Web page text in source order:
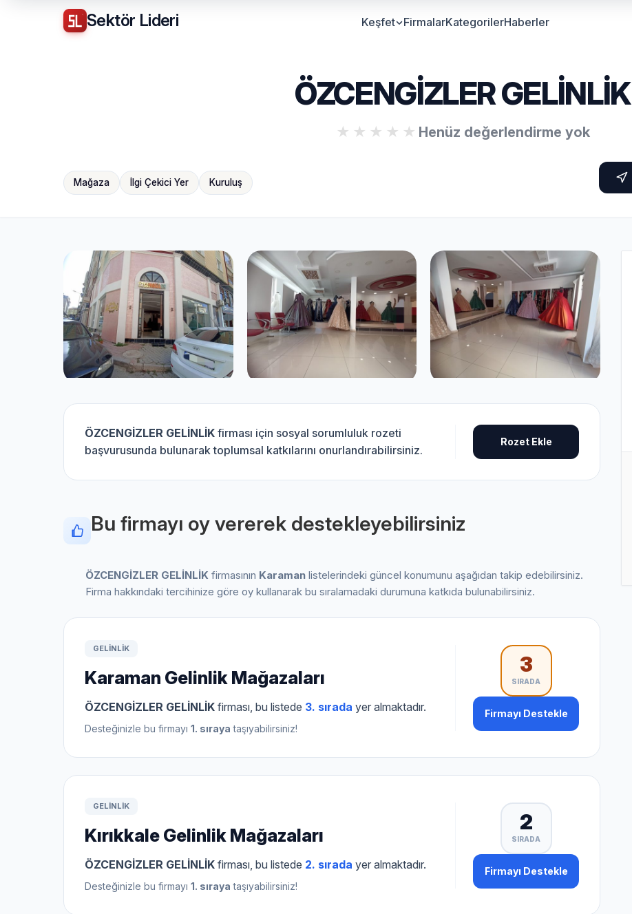
Sektör Lideri Keşfet FirmalarKategorilerHaberler
ÖZCENGİZLER GELİNLİK
Henüz değerlendirme yok
Mağaza İlgi Çekici Yer Kuruluş
ÖZCENGİZLER GELİNLİK firması için sosyal sorumluluk rozeti
başvurusunda bulunarak toplumsal katkılarını onurlandırabilirsiniz.
Rozet Ekle
Bu firmayı oy vererek destekleyebilirsiniz
ÖZCENGİZLER GELİNLİK firmasının Karaman listelerindeki güncel konumunu aşağıdan takip edebilirsiniz.
Firma hakkındaki tercihinize göre oy kullanarak bu sıralamadaki durumuna katkıda bulunabilirsiniz.
GELINLIK
Karaman Gelinlik Mağazaları
ÖZCENGİZLER GELİNLİK firması, bu listede 3. sırada yer almaktadır.
Desteğinizle bu firmayı 1. sıraya taşıyabilirsiniz!
3
SIRADA
Firmayı Destekle
GELINLIK
Kırıkkale Gelinlik Mağazaları
ÖZCENGİZLER GELİNLİK firması, bu listede 2. sırada yer almaktadır.
Desteğinizle bu firmayı 1. sıraya taşıyabilirsiniz!
2
SIRADA
Firmayı Destekle